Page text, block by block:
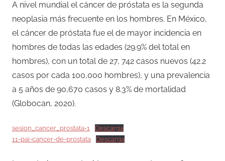
Monraz
Medicina
A nivel mundial el cáncer de próstata es la segunda
neoplasia más frecuente en los hombres. En México,
el cáncer de próstata fue el de mayor incidencia en
hombres de todas las edades (29.9% del total en
hombres), con un total de 27, 742 casos nuevos (42.2
casos por cada 100,000 hombres), y una prevalencia
a 5 años de 90,670 casos y 8.3% de mortalidad
(Globocan, 2020).
sesion_cancer_prostata-1
Descarga
11-pai-cancer-de-prostata
Descarga